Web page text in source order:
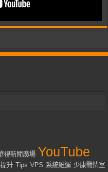
視新聞廣場 YouTube
升 Tips VPS 系統維運 少康戰情室